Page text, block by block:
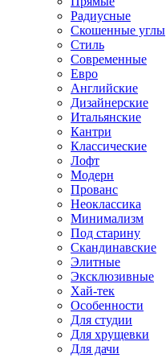
Радиусные
Скошенные углы
Стиль
Современные
Евро
Английские
Дизайнерские
Итальянские
Кантри
Классические
Лофт
Модерн
Прованс
Неоклассика
Минимализм
Под старину
Скандинавские
Элитные
Эксклюзивные
Хай-тек
Особенности
Для студии
Для хрущевки
Для дачи